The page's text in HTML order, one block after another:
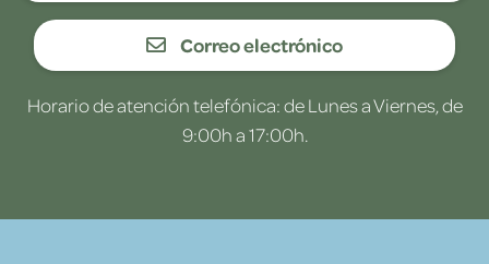
Correo electrónico
Horario de atención telefónica: de Lunes a Viernes, de
9:00h a 17:00h.